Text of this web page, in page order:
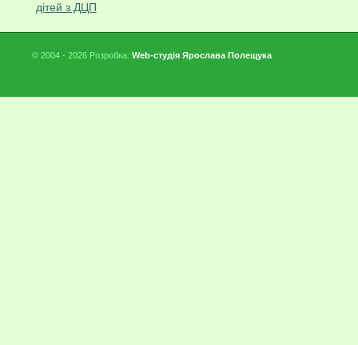
дітей з ДЦП
© 2004 - 2026 Розробка: Web-студія Ярослава Полещука